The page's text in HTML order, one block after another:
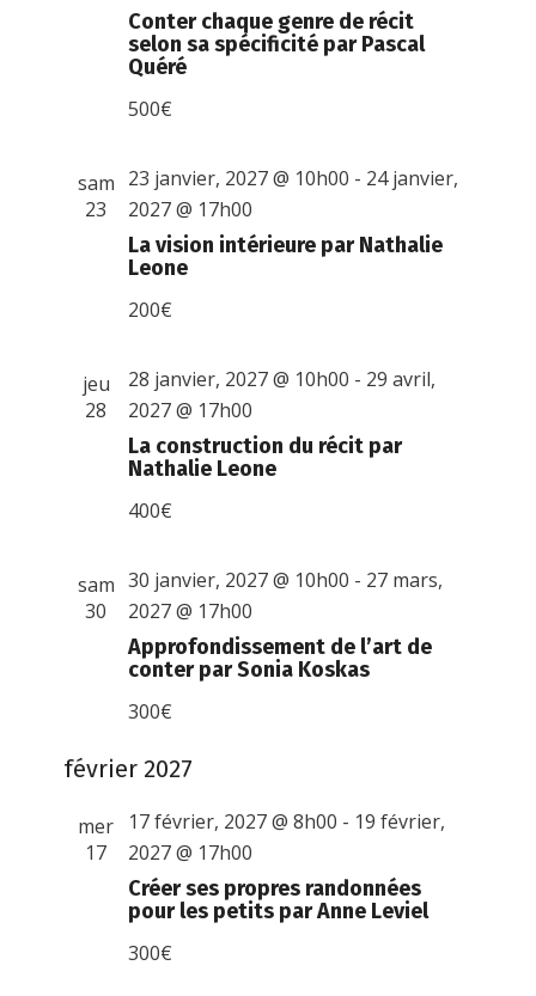
Conter chaque genre de récit
selon sa spécificité par Pascal
Quéré
500€
sam
23
La vision intérieure par Nathalie
Leone
23 janvier, 2027 @ 10h00 - 24 janvier,
2027 @ 17h00
200€
jeu
28
La construction du récit par
Nathalie Leone
28 janvier, 2027 @ 10h00 - 29 avril,
2027 @ 17h00
400€
sam
30
Approfondissement de l’art de
conter par Sonia Koskas
30 janvier, 2027 @ 10h00 - 27 mars,
2027 @ 17h00
300€
février 2027
mer
17
Créer ses propres randonnées
pour les petits par Anne Leviel
17 février, 2027 @ 8h00 - 19 février,
2027 @ 17h00
300€